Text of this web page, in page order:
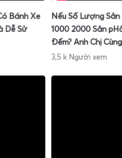
Bánh Xe
Dễ Sử
Nếu Số Lượng
1000 2000 Sản
Đếm? Anh Chị
3,5 k Người xem